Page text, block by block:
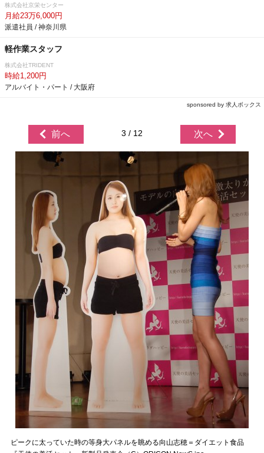
株式会社京栄センター
月給23万6,000円
派遣社員 / 神奈川県
軽作業スタッフ
株式会社TRIDENT
時給1,200円
アルバイト・パート / 大阪府
sponsored by 求人ボックス
前へ 3 / 12 次へ
ピークに太っていた時の等身大パネルを眺める向山志穂＝ダイエット食品